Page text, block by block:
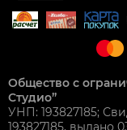
Общество с
Студио”
УНП: 193827185;
193827185, выдано